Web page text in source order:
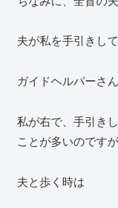
夫が私を手引きして
ガイドヘルパーさ
私が右で、手引き
ことが多いのですが
夫と歩く時は